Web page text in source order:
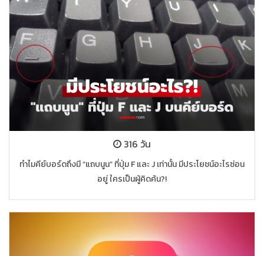
316 วัน
ทำไมคีย์บอร์ดถึงมี “แถบนูน” ที่ปุ่ม F และ J เท่านั้น มีประโยชน์อะไรซ่อน
อยู่ ใครเป็นผู้คิดค้น?!